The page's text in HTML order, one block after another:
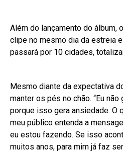
Além do lançamento do álbum,
clipe no mesmo dia da estreia
passará por 10 cidades,
Mesmo diante da expectativa
manter os pés no chão. “Eu
porque isso gera ansiedade. O
meu público entenda a
eu estou fazendo. Se isso
muitos anos, para mim já faz